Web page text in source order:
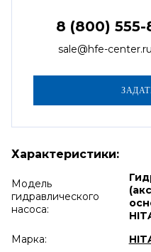
8 (800) 555-
sale@hfe-center.ru
Характеристики:
Модель
гидравлического
насоса:
Марка: